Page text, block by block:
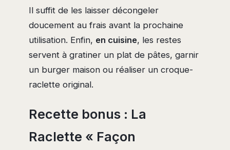
Il suffit de les laisser décongeler
doucement au frais avant la prochaine
utilisation. Enfin, en cuisine, les restes
servent à gratiner un plat de pâtes, garnir
un burger maison ou réaliser un croque-
raclette original.
Recette bonus : La
Raclette « Façon